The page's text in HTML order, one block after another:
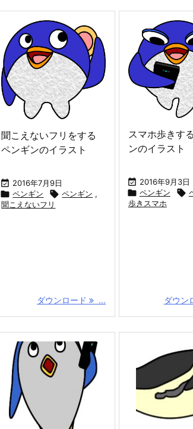
聞こえないフリをする
ペンギンのイラスト
 2016年7月9日
 ペンギン  ペンギン ,
聞こえないフリ
ダウンロード ...
スマホ歩きす
ンのイラスト
 2016年9月3日
 ペンギン 
歩きスマホ
ダウン